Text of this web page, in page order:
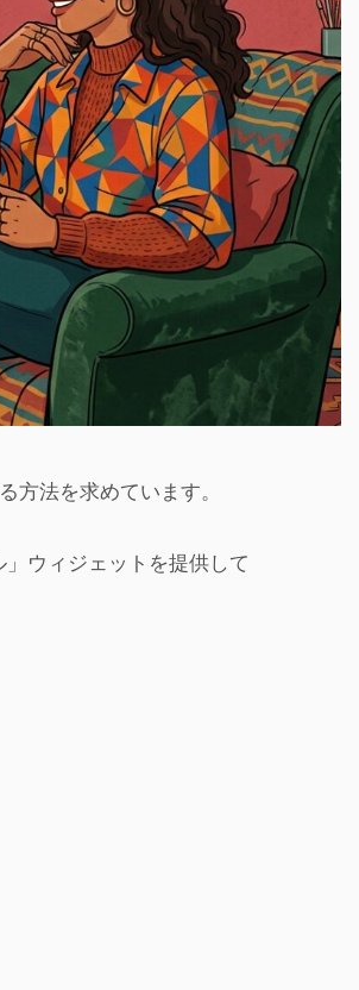
方法を求めています。
ウィジェットを提供して